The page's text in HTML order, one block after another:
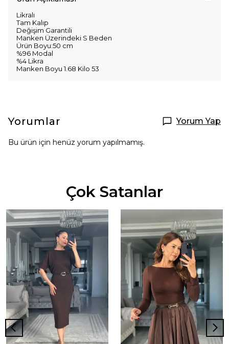
Likralı
Tam Kalıp
Değişim Garantili
Manken Üzerindeki S Beden
Ürün Boyu:50 cm
%96 Modal
%4 Likra
Manken Boyu 1.68 Kilo 53
Yorumlar Yorum Yap
Bu ürün için henüz yorum yapılmamış.
Çok Satanlar